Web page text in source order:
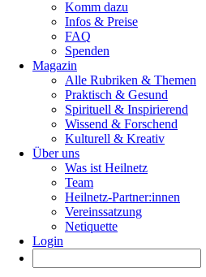
Komm dazu
Infos & Preise
FAQ
Spenden
Magazin
Alle Rubriken & Themen
Praktisch & Gesund
Spirituell & Inspirierend
Wissend & Forschend
Kulturell & Kreativ
Über uns
Was ist Heilnetz
Team
Heilnetz-Partner:innen
Vereinssatzung
Netiquette
Login